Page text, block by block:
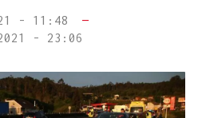
- 11:48
—
- 23:06